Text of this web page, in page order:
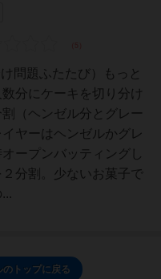
問題ふたたび）もっと
分にケーキを切り分け
（ヘンゼル分とグレー
ヤーはヘンゼルかグレ
ープンバッティングし
分割。少ないお菓子で
トップに戻る